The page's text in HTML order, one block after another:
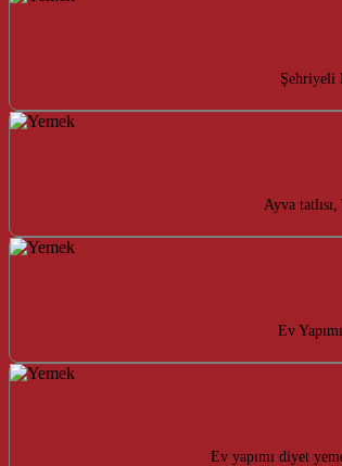
Şehriyeli
Ayva
Ev
Ev yapımı diyet